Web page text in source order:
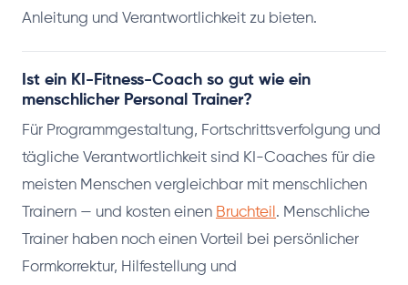
Anleitung und Verantwortlichkeit zu bieten.
Ist ein KI-Fitness-Coach so gut wie ein
menschlicher Personal Trainer?
Für Programmgestaltung, Fortschrittsverfolgung und
tägliche Verantwortlichkeit sind KI-Coaches für die
meisten Menschen vergleichbar mit menschlichen
Trainern — und kosten einen Bruchteil . Menschliche
Trainer haben noch einen Vorteil bei persönlicher
Formkorrektur, Hilfestellung und